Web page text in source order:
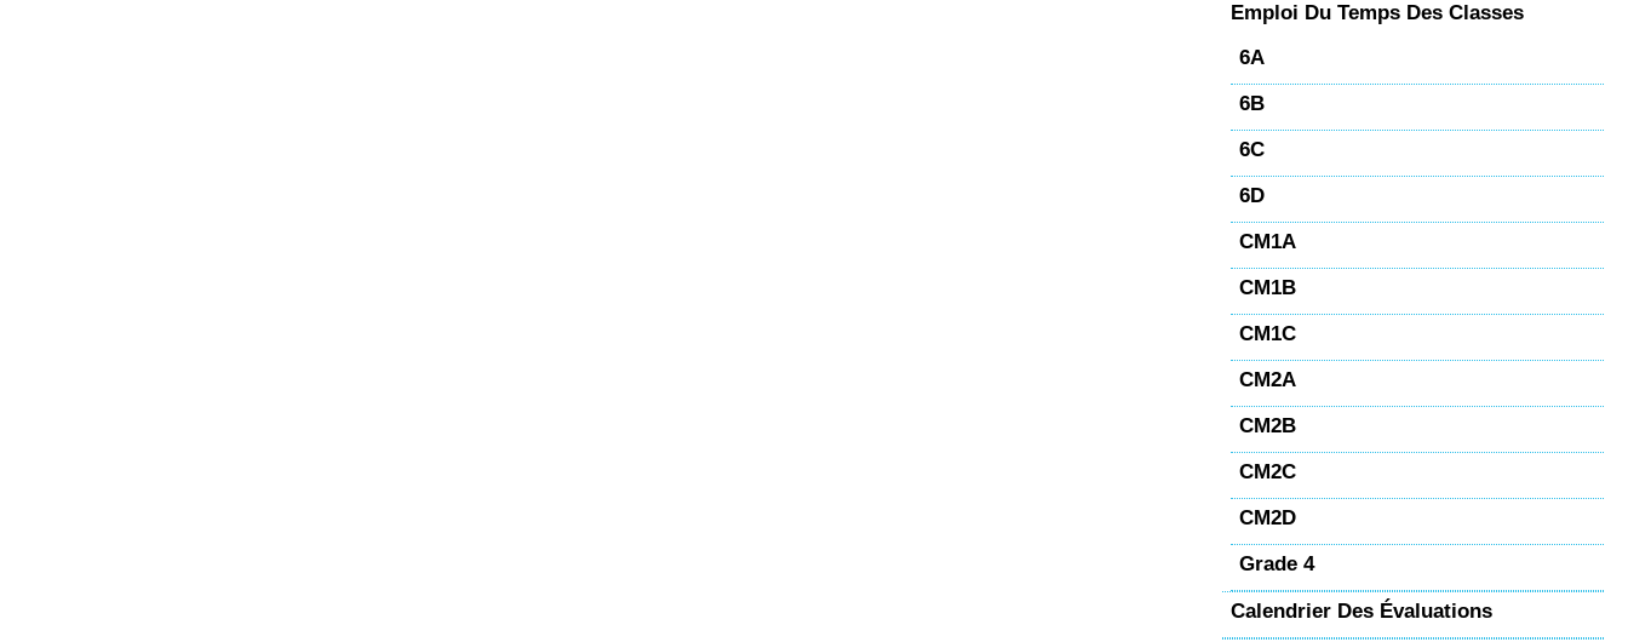
Emploi Du Temps Des Classes
6A
6B
6C
6D
CM1A
CM1B
CM1C
CM2A
CM2B
CM2C
CM2D
Grade 4
Calendrier Des Évaluations